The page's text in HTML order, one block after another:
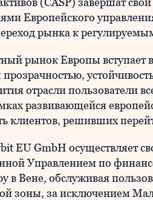
Европейского
рынка к
рынок Европы вступает
прозрачностью,
отрасли пользователи
развивающейся
клиентов, решивших
EU GmbH осуществляет
Управлением по
в Вене, обслуживая
зоны, за исключением